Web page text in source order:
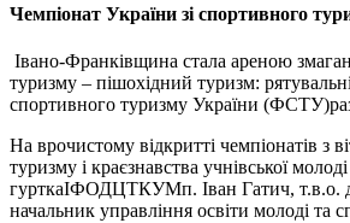
Чемпіонат України зі спортивного
Івано-Франківщина стала ареною
туризму – пішохідний туризм:
спортивного туризму України
На врочистому відкритті чемпіонатів
туризму і краєзнавства учнівської
гурткаІФОДЦТКУМп. Іван Гатич, т.в.о.
начальник управління освіти молоді та